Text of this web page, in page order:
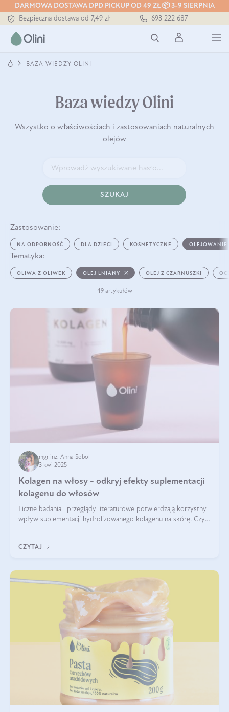
DARMOWA DOSTAWA DPD PICKUP OD 49 ZŁ 📦 3-9 SIERPNIA
Tłoczony zawsze na zimno
Bezpieczna dostawa od 7,49 zł
Tłoczony zawsze na zimno
693 222 687
BAZA WIEDZY OLINI
Baza wiedzy Olini
Wszystko o właściwościach i zastosowaniach naturalnych
olejów
SZUKAJ
Zastosowanie:
NA ODPORNOŚĆ DLA DZIECI KOSMETYCZNE OLEJOWANIE
Tematyka:
OLIWA Z OLIWEK OLEJ LNIANY OLEJ Z CZARNUSZKI
49 artykułów
mgr inż. Anna Sobol
3 kwi 2025
Kolagen na włosy - odkryj efekty suplementacji
kolagenu do włosów
Liczne badania i przeglądy literaturowe potwierdzają korzystny
wpływ suplementacji hydrolizowanego kolagenu na skórę. Czy
CZYTAJ